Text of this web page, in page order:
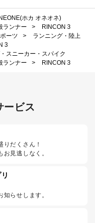
ホカ オネオネ)
ランナー >
RINCON 3
ーツ >
ランニング・陸上
3
スニーカー・スパイク
ランナー > RINCON 3
ービス
りだくさん！
見逃しなく。
らせします。